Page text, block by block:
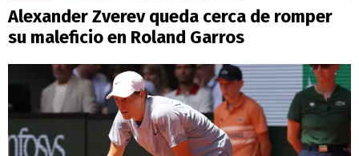
Alexander Zverev queda cerca de romper
su maleficio en Roland Garros